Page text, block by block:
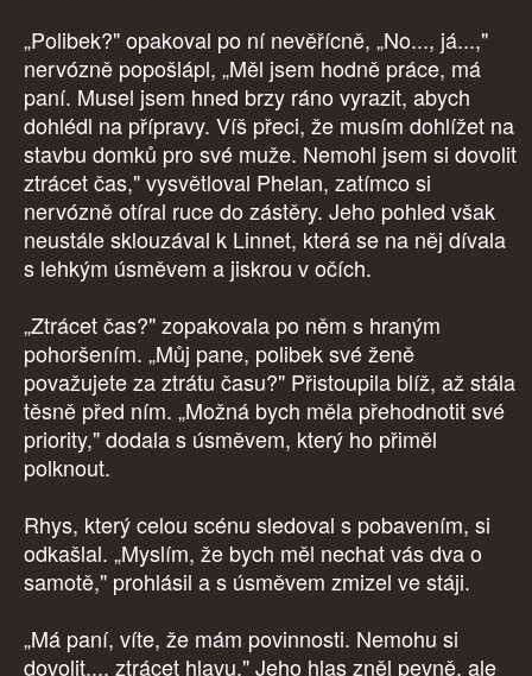
„Polibek?" opakoval po ní nevěřícně, „No..., já...,"
nervózně popošlápl, „Měl jsem hodně práce, má
paní. Musel jsem hned brzy ráno vyrazit, abych
dohlédl na přípravy. Víš přeci, že musím dohlížet na
stavbu domků pro své muže. Nemohl jsem si dovolit
ztrácet čas," vysvětloval Phelan, zatímco si
nervózně otíral ruce do zástěry. Jeho pohled však
neustále sklouzával k Linnet, která se na něj dívala
s lehkým úsměvem a jiskrou v očích.
„Ztrácet čas?" zopakovala po něm s hraným
pohoršením. „Můj pane, polibek své ženě
považujete za ztrátu času?" Přistoupila blíž, až stála
těsně před ním. „Možná bych měla přehodnotit své
priority," dodala s úsměvem, který ho přiměl
polknout.
Rhys, který celou scénu sledoval s pobavením, si
odkašlal. „Myslím, že bych měl nechat vás dva o
samotě," prohlásil a s úsměvem zmizel ve stáji.
„Má paní, víte, že mám povinnosti. Nemohu si
dovolit..., ztrácet hlavu." Jeho hlas zněl pevně, ale